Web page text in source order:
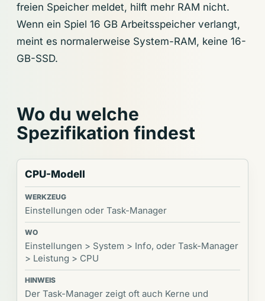
freien Speicher meldet, hilft mehr RAM nicht.
Wenn ein Spiel 16 GB Arbeitsspeicher verlangt,
meint es normalerweise System-RAM, keine 16-
GB-SSD.
Wo du welche
Spezifikation findest
CPU-Modell
Einstellungen oder Task-Manager
Einstellungen > System > Info, oder Task-Manager
> Leistung > CPU
Der Task-Manager zeigt oft auch Kerne und